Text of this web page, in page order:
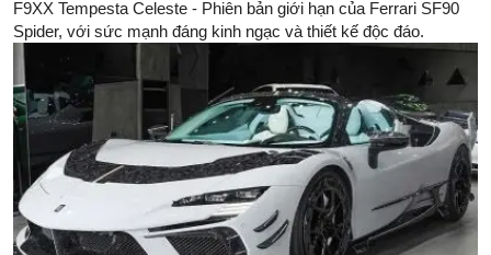
F9XX Tempesta Celeste - Phiên bản giới hạn của Ferrari SF90
Spider, với sức mạnh đáng kinh ngạc và thiết kế độc đáo.